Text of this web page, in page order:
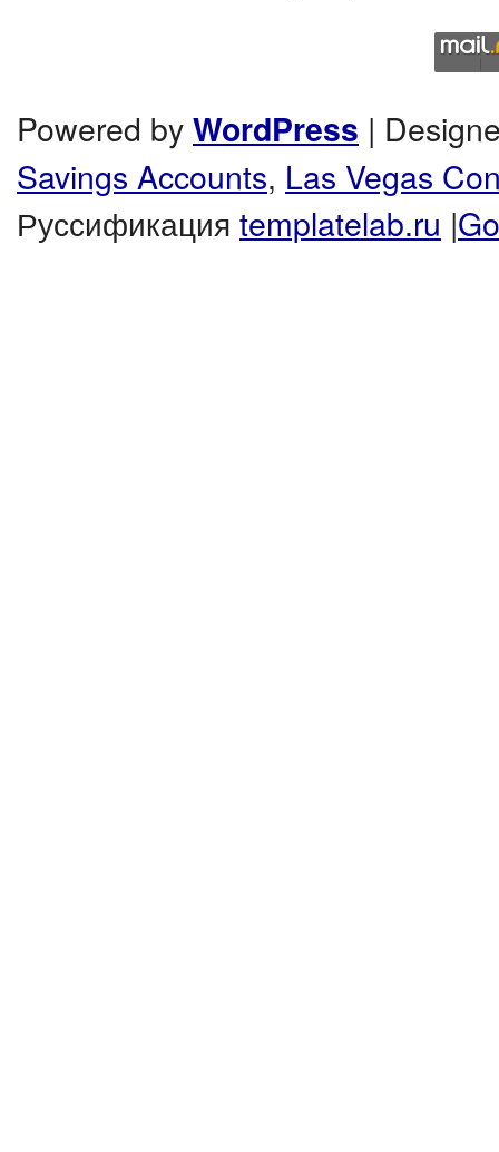
Powered byWordPress |
Savings Accounts, Las Vegas
Руссификация templatelab.ru |